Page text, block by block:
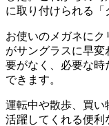
に取り付けられる「
お使いのメガネに
がサングラスに早
要がなく、必要な時
できます。
運転中や散歩、買い
活躍してくれる便利